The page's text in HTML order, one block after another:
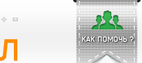
КАК ПОМОЧЬ ?